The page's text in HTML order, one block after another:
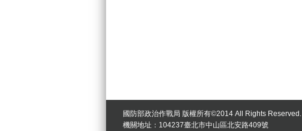
國防部政治作戰局 版權所有©2014 All Rights Reserved.
機關地址：104237臺北市中山區北安路409號